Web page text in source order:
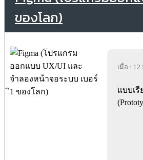
ของโลก)
เมื่อ :
แบบเ